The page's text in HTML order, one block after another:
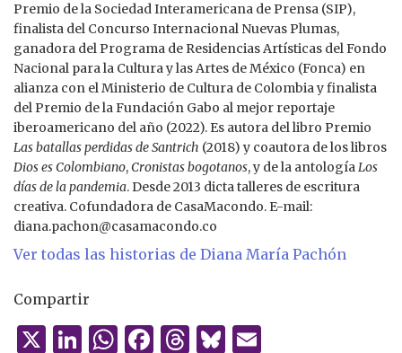
Premio de la Sociedad Interamericana de Prensa (SIP),
finalista del Concurso Internacional Nuevas Plumas,
ganadora del Programa de Residencias Artísticas del Fondo
Nacional para la Cultura y las Artes de México (Fonca) en
alianza con el Ministerio de Cultura de Colombia y finalista
del Premio de la Fundación Gabo al mejor reportaje
iberoamericano del año (2022). Es autora del libro Premio
Las batallas perdidas de Santrich (2018) y coautora de los libros
Dios es Colombiano,Cronistas bogotanos, y de la antologíaLos
días de la pandemia. Desde 2013 dicta talleres de escritura
creativa. Cofundadora de CasaMacondo. E-mail:
diana.pachon@casamacondo.co
Ver todas las historias de Diana María Pachón
Compartir
X Li W F
T
B